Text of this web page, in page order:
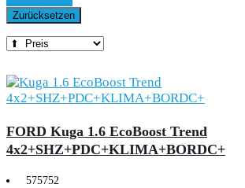
Zurücksetzen
FORD Kuga 1.6 EcoBoost Trend
4x2+SHZ+PDC+KLIMA+BORDC+
575752